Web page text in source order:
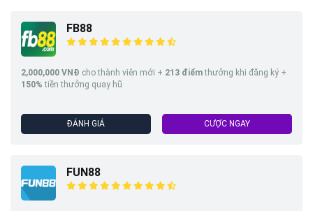
FB88
2,000,000 VNĐ cho thành viên mới + 213 điểmthưởng khi đăng ký +
150% tiền thưởng quay hũ
ĐÁNH GIÁ CƯỢC NGAY
FUN88